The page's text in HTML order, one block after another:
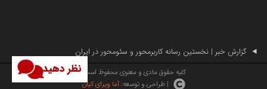
نظر دهید
گزارش خبر | نخستین رسانه کاربرمحور و سئومحور در ایران
کلیه حقوق مادی و معنوی محفوظ است.
| طراحی و توسعه: آما ویرای کیان